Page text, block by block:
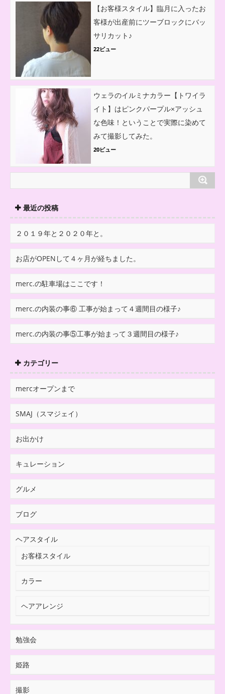
【お客様スタイル】臨月に入ったお
客様が出産前にツーブロックにバッ
サリカット♪
22ビュー
ウェラのイルミナカラー【トワイラ
イト】はピンクパープル×アッシュ
な色味！ということで実際に染めて
みて撮影してみた。
20ビュー
最近の投稿
２０１９年と２０２０年と。
お店がOPENして４ヶ月が経ちました。
merc.の駐車場はここです！
merc.の内装の事⑥ 工事が始まって４週間目の様子♪
merc.の内装の事⑤工事が始まって３週間目の様子♪
カテゴリー
mercオープンまで
SMAJ（スマジェイ）
お出かけ
キュレーション
グルメ
ブログ
ヘアスタイル
お客様スタイル
カラー
ヘアアレンジ
勉強会
姫路
撮影